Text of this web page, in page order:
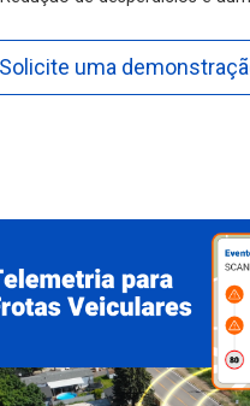
Solicite uma demonstração